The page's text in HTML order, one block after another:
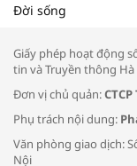
Đời sống
Giấy phép hoạt động
tin và Truyền thông Hà
Đơn vị chủ quản:
Phụ trách nội dung:
Văn phòng giao dịch:
Nội